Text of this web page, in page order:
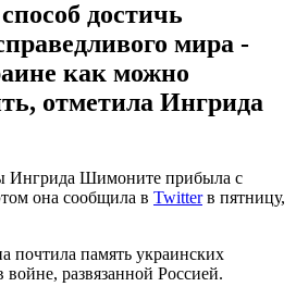
достичь
мира -
как можно
отметила Ингрида
Ингрида Шимоните прибыла с
она сообщила в Twitterв пятницу,
почтила память украинских
развязанной Россией.